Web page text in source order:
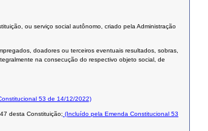
ou serviço social autônomo, criado pela Administração
doadores ou terceiros eventuais resultados, sobras,
na consecução do respectivo objeto social, de
53 de 14/12/2022)
desta Constituição; (Incluído pela Emenda Constitucional 53